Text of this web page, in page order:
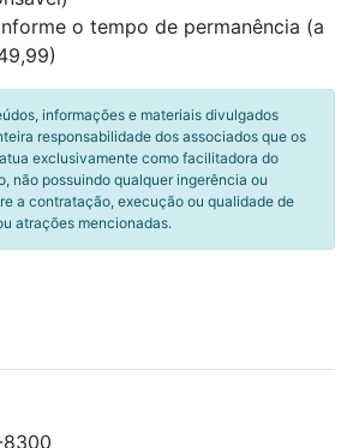
o tempo de permanência (a
informações e materiais divulgados
responsabilidade dos associados que os
exclusivamente como facilitadora do
não possuindo qualquer ingerência ou
a contratação, execução ou qualidade de
atrações mencionadas.